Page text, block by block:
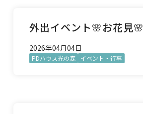
外出イベント🌸お花見🌸
2026年04月04日
PDハウス光の森 イベント・行事